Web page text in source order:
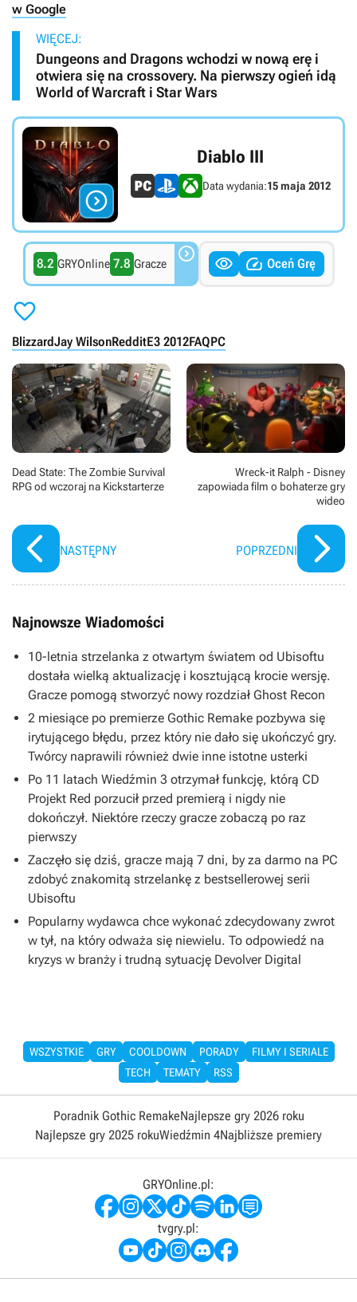
w Google
WIĘCEJ:
Dungeons and Dragons wchodzi w nową erę i
otwiera się na crossovery. Na pierwszy ogień idą
World of Warcraft i Star Wars

Diablo III
Data wydania:15 maja 2012
8.2 GRYOnline 7.8 Gracze    Oceń Grę

BlizzardJay WilsonRedditE3 2012FAQPC
Dead State: The Zombie Survival
RPG od wczoraj na Kickstarterze
NASTĘPNY
Wreck-it Ralph - Disney
zapowiada film o bohaterze gry
wideo
POPRZEDNI
Najnowsze Wiadomości
10-letnia strzelanka z otwartym światem od Ubisoftu
dostała wielką aktualizację i kosztującą krocie wersję.
Gracze pomogą stworzyć nowy rozdział Ghost Recon
2 miesiące po premierze Gothic Remake pozbywa się
irytującego błędu, przez który nie dało się ukończyć gry.
Twórcy naprawili również dwie inne istotne usterki
Po 11 latach Wiedźmin 3 otrzymał funkcję, którą CD
Projekt Red porzucił przed premierą i nigdy nie
dokończył. Niektóre rzeczy gracze zobaczą po raz
pierwszy
Zaczęło się dziś, gracze mają 7 dni, by za darmo na PC
zdobyć znakomitą strzelankę z bestsellerowej serii
Ubisoftu
Popularny wydawca chce wykonać zdecydowany zwrot
w tył, na który odważa się niewielu. To odpowiedź na
kryzys w branży i trudną sytuację Devolver Digital
WSZYSTKIE GRY COOLDOWN PORADY
FILMY I SERIALE
TECH
TEMATY RSS
Poradnik Gothic RemakeNajlepsze gry 2026 roku
Najlepsze gry 2025 rokuWiedźmin 4Najbliższe premiery
GRYOnline.pl:
tvgry.pl: